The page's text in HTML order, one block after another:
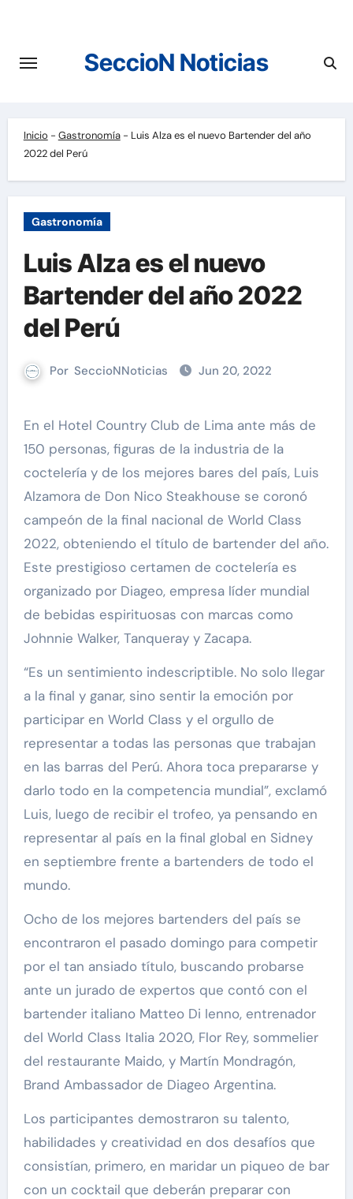
contenido
SeccioN Noticias
Inicio - Gastronomía- Luis Alza es el nuevo Bartender del año
2022 del Perú
Gastronomía
Luis Alza es el nuevo
Bartender del año 2022
del Perú
Por SeccioNNoticias Jun 20, 2022
En el Hotel Country Club de Lima ante más de
150 personas, figuras de la industria de la
coctelería y de los mejores bares del país, Luis
Alzamora de Don Nico Steakhouse se coronó
campeón de la final nacional de World Class
2022, obteniendo el título de bartender del año.
Este prestigioso certamen de coctelería es
organizado por Diageo, empresa líder mundial
de bebidas espirituosas con marcas como
Johnnie Walker, Tanqueray y Zacapa.
“Es un sentimiento indescriptible. No solo llegar
a la final y ganar, sino sentir la emoción por
participar en World Class y el orgullo de
representar a todas las personas que trabajan
en las barras del Perú. Ahora toca prepararse y
darlo todo en la competencia mundial”, exclamó
Luis, luego de recibir el trofeo, ya pensando en
representar al país en la final global en Sidney
en septiembre frente a bartenders de todo el
mundo.
Ocho de los mejores bartenders del país se
encontraron el pasado domingo para competir
por el tan ansiado título, buscando probarse
ante un jurado de expertos que contó con el
bartender italiano Matteo Di Ienno, entrenador
del World Class Italia 2020, Flor Rey, sommelier
del restaurante Maido, y Martín Mondragón,
Brand Ambassador de Diageo Argentina.
Los participantes demostraron su talento,
habilidades y creatividad en dos desafíos que
consistían, primero, en maridar un piqueo de bar
con un cocktail que deberán preparar con